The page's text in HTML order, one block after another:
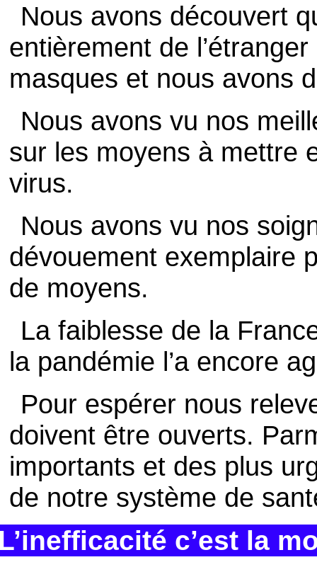
Nous avons découvert
entièrement de
masques et nous avons
Nous avons vu nos
sur les moyens à mettre
virus.
Nous avons vu nos
dévouement exemplaire
de moyens.
La faiblesse de la
la pandémie l’a encore
Pour espérer nous
doivent être ouverts.
importants et des plus
de notre système de
c’est la